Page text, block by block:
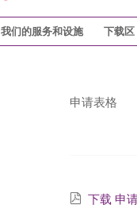
我们的服务和设施 下载区
申请表格
下载 申